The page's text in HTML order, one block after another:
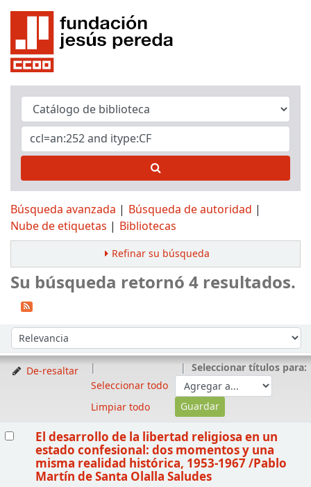
Búsqueda avanzada
Búsqueda de autoridad
Nube de etiquetas
Bibliotecas
Refinar su búsqueda
Su búsqueda retornó 4 resultados.
Ordenar por:
De-resaltar
Seleccionar todo
Limpiar todo
Seleccionar títulos para:
El desarrollo de la libertad religiosa en un
estado confesional: dos momentos y una
misma realidad histórica, 1953-1967/Pablo
Martín de Santa Olalla Saludes